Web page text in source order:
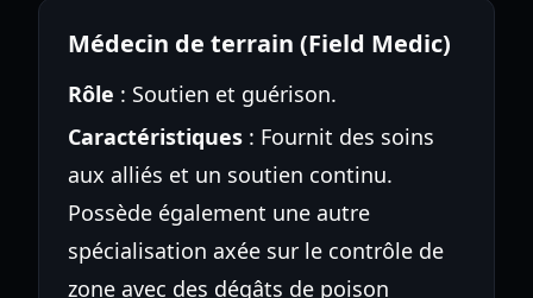
Médecin de terrain (Field Medic)
Rôle : Soutien et guérison.
Caractéristiques : Fournit des soins
aux alliés et un soutien continu.
Possède également une autre
spécialisation axée sur le contrôle de
zone avec des dégâts de poison